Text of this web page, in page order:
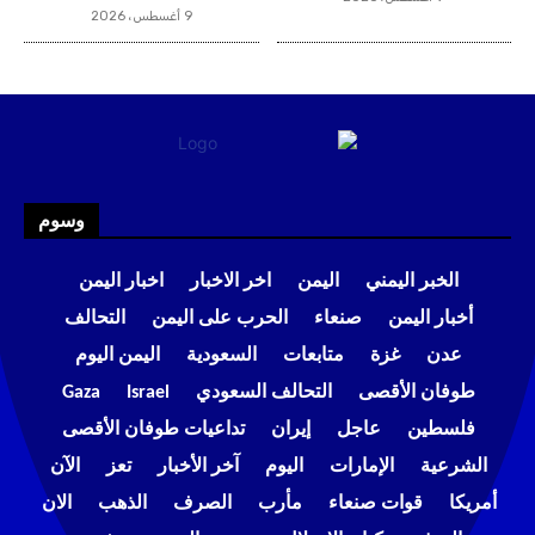
9 أغسطس، 2026
وسوم
الخبر اليمني اليمن اخر الاخبار
اخبار اليمن
أخبار اليمن
صنعاء الحرب على اليمن
التحالف
عدن
غزة متابعات السعودية
اليمن اليوم
طوفان الأقصى
التحالف السعودي Israel
Gaza
فلسطين
عاجل إيران
تداعيات طوفان الأقصى
الشرعية
الإمارات اليوم آخر الأخبار تعز
الآن
أمريكا
قوات صنعاء مأرب الصرف الذهب
الان